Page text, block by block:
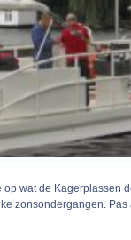
wat de Kagerplassen
zonsondergangen.